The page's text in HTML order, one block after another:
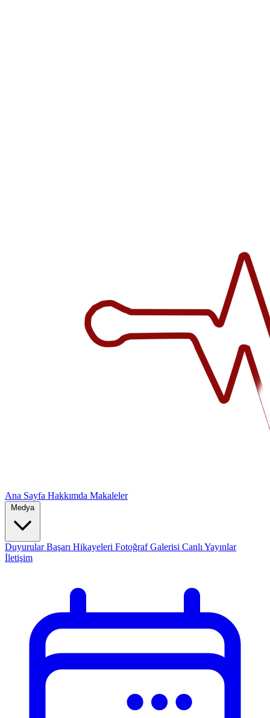
Ana Sayfa Hakkımda Makaleler
Medya
DuyurularBaşarı Hikayeleri Fotoğraf Galerisi Canlı Yayınlar
İletişim